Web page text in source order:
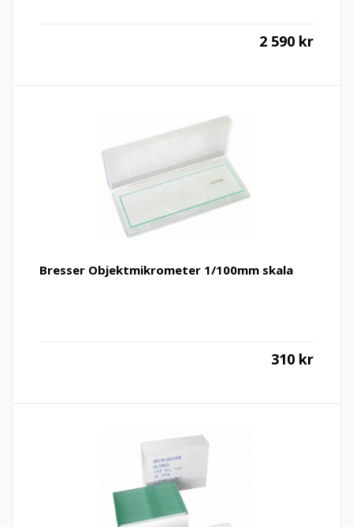
2 590 kr
Bresser Objektmikrometer 1/100mm skala
310 kr